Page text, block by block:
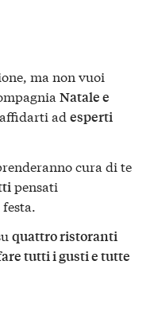
ma non vuoi
Natale e
affidarti adesperti
cura di te
pensati
quattro ristoranti
tutti i gusti e tutte